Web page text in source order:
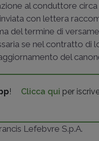
al conduttore circa
con lettera
del termine di
se nel contratto
del
! Clicca qui per
Lefebvre S.p.A.